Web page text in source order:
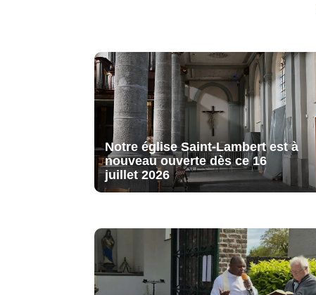
Notre église Saint-Lambert est à
nouveau ouverte dès ce 16
juillet 2026